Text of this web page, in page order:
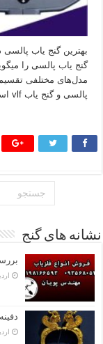
بهترین گنج یاب
گنج یاب پالسی را
مدل‌های مختلفی
پالسی و گنج یاب vlf است. تفاوت این دو …
نشانه های گنج